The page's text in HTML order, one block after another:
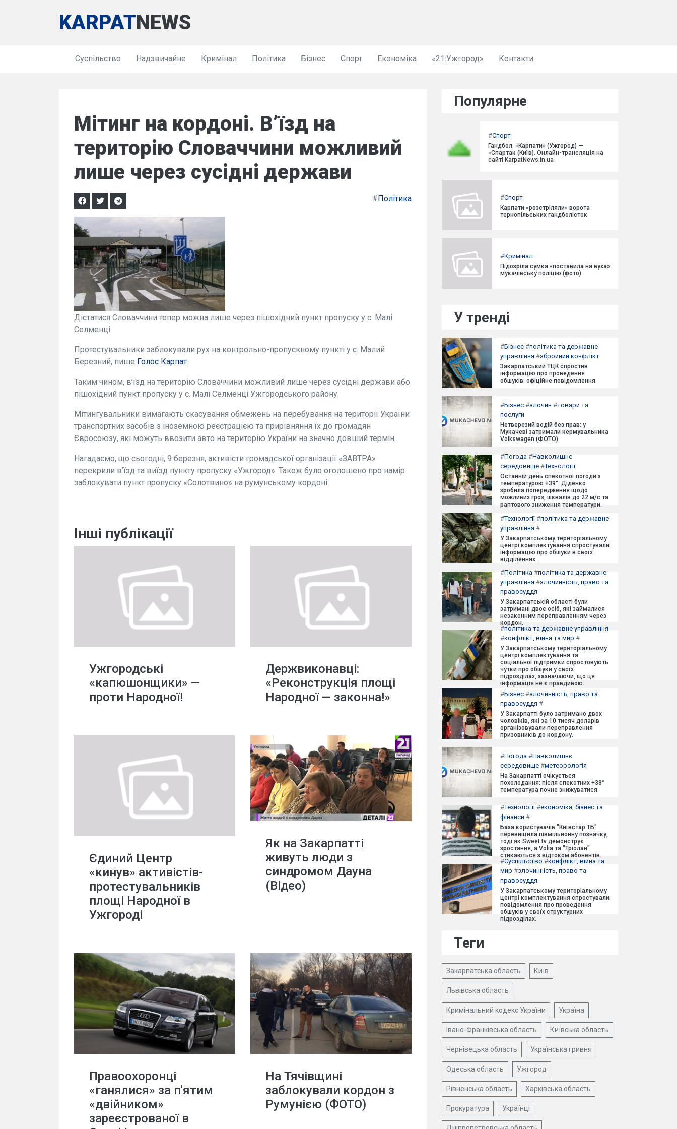
KARPATNEWS
Суспільство Надзвичайне Кримінал Політика Бізнес Спорт Економіка «21:Ужгород» Контакти
Мітинг на кордоні. В’їзд на
територію Словаччини можливий
лише через сусідні держави
#Політика
Дістатися Словаччини тепер можна лише через пішохідний пункт пропуску у с. Малі
Селменці
Протестувальники заблокували рух на контрольно-пропускному пункті у с. Малий
Березний, пише Голос Карпат.
Таким чином, в’їзд на територію Словаччини можливий лише через сусідні держави або
пішохідний пункт пропуску у с. Малі Селменці Ужгородського району.
Мітингувальники вимагають скасування обмежень на перебування на території України
транспортних засобів з іноземною реєстрацією та прирівняння їх до громадян
Євросоюзу, які можуть ввозити авто на територію України на значно довший термін.
Нагадаємо, що сьогодні, 9 березня, активісти громадської організації «ЗАВТРА»
перекрили в’їзд та виїзд пункту пропуску «Ужгород». Також було оголошено про намір
заблокувати пункт пропуску «Солотвино» на румунському кордоні.
Інші публікації
Ужгородські
«капюшонщики» —
проти Народної!
Держвиконавці:
«Реконструкція площі
Народної — законна!»
Єдиний Центр
«кинув» активістів-
протестувальників
площі Народної в
Ужгороді
Як на Закарпатті
живуть люди з
синдромом Дауна
(Відео)
Правоохоронці
«ганялися» за п'ятим
«двійником»
зареєстрованої в
На Тячівщині
заблокували кордон з
Румунією (ФОТО)
Популярне
#Спорт
Гандбол. «Карпати» (Ужгород) —
«Спартак (Київ). Онлайн-трансляція на
сайті KarpatNews.in.ua
#Спорт
Карпати «розстріляли» ворота
тернопільських гандболісток
#Кримінал
Підозріла сумка «поставила на вуха»
мукачівську поліцію (фото)
У тренді
#Бізнес #політика та державне
управління #збройний конфлікт
Закарпатський ТЦК спростив
інформацію про проведення
обшуків: офіційне повідомлення.
#Бізнес #злочин #товари та
послуги
Нетверезий водій без прав: у
Мукачеві затримали кермувальника
Volkswagen (ФОТО)
#Погода #Навколишнє
середовище #Технології
Останній день спекотної погоди з
температурою +39°: Діденко
зробила попередження щодо
можливих гроз, шквалів до 22 м/с та
раптового зниження температури.
#Технології#політика та державне
управління #
У Закарпатському територіальному
центрі комплектування спростували
інформацію про обшуки в своїх
відділеннях.
#Політика #політика та державне
управління #злочинність, право та
правосуддя
У Закарпатській області були
затримані двоє осіб, які займалися
незаконним переправленням через
кордон.
#політика та державне управління
#конфлікт, війна та мир #
У Закарпатському територіальному
центрі комплектування та
соціальної підтримки спростовують
чутки про обшуки у своїх
підрозділах, зазначаючи, що ця
інформація не є правдивою.
#Бізнес #злочинність, право та
правосуддя #
У Закарпатті було затримано двох
чоловіків, які за 10 тисяч доларів
організовували переправлення
призовників до кордону.
#Погода #Навколишнє
середовище #метеорологія
На Закарпатті очікується
похолодання: після спекотних +38°
температура почне знижуватися.
#Технології#економіка, бізнес та
фінанси #
База користувачів "Київстар ТБ"
перевищила півмільйонну позначку,
тоді як Sweet.tv демонструє
зростання, а Volia та "Тріолан"
стикаються з відтоком абонентів.
#Суспільство #конфлікт, війна та
мир #злочинність, право та
правосуддя
У Закарпатському територіальному
центрі комплектування спростували
повідомлення про проведення
обшуків у своїх структурних
підрозділах.
Теги
Закарпатська область Київ
Львівська область
Кримінальний кодекс України Україна
Івано-Франківська область Київська область
Чернівецька область Українська гривня
Одеська область Ужгород
Рівненська область Харківська область
Прокуратура Українці